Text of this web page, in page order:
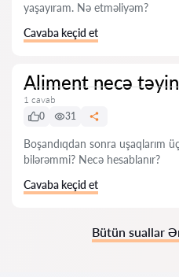
yaşayıram. Nə etməliyəm?
Cavaba keçid et
Aliment necə
1 cavab
0
31
Boşandıqdan sonra uşaqlarım
bilərəmmi? Necə hesablanır?
Cavaba keçid et
Bütün suallar